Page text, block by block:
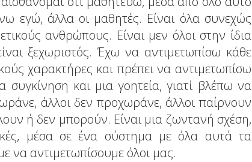
εγώ, άλλα οι μαθητές. Είναι όλα συνεχώς
ανθρώπους. Είναι μεν όλοι στην ίδια
ξεχωριστός. Έχω να αντιμετωπίσω κάθε
χαρακτήρες και πρέπει να αντιμετωπίσω
συγκίνηση και μια γοητεία, γιατί βλέπω να
άλλοι δεν προχωράνε, άλλοι παίρνουν
ή δεν μπορούν. Είναι μια ζωντανή σχέση,
μέσα σε ένα σύστημα με όλα αυτά τα
να αντιμετωπίσουμε όλοι μας.